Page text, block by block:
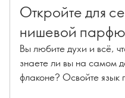
Откройте для
нишевой
терминов из
Вы любите духи и всё,
знаете ли вы на самом
флаконе? Освойте